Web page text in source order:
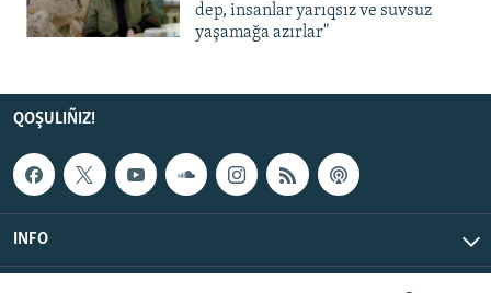
dep, insanlar yarıqsız ve suvsuz
yaşamağa azırlar"
QOŞULIÑIZ!
INFO